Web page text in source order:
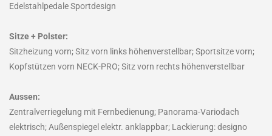
Edelstahlpedale Sportdesign
Sitze + Polster:
Sitzheizung vorn; Sitz vorn links höhenverstellbar; Sportsitze vorn;
Kopfstützen vorn NECK-PRO; Sitz vorn rechts höhenverstellbar
Aussen:
Zentralverriegelung mit Fernbedienung; Panorama-Variodach
elektrisch; Außenspiegel elektr. anklappbar; Lackierung: designo